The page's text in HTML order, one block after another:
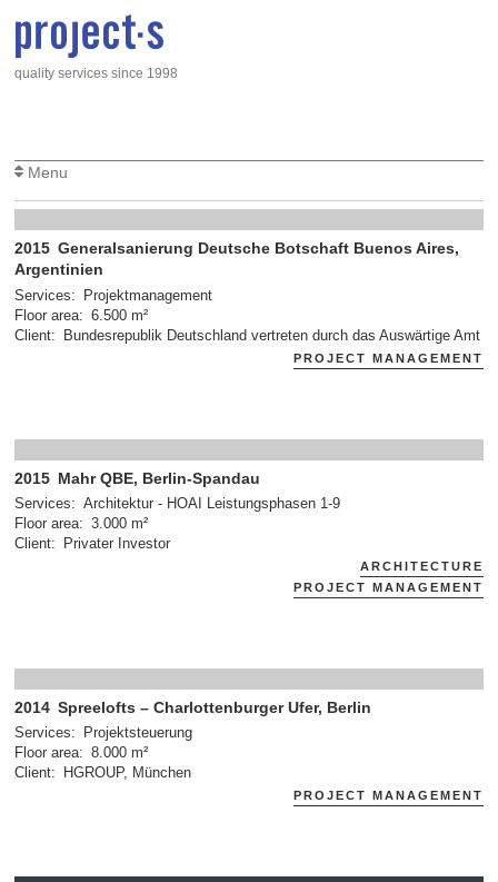
quality services since 1998
Menu
2015 Generalsanierung Deutsche Botschaft Buenos Aires,
Argentinien
Services
Projektmanagement
Floor area
6.500 m²
Client
Bundesrepublik Deutschland vertreten durch das Auswärtige Amt
PROJECT MANAGEMENT
2015 Mahr QBE, Berlin-Spandau
Services
Architektur - HOAI Leistungsphasen 1-9
Floor area
3.000 m²
Client
Privater Investor
ARCHITECTURE
PROJECT MANAGEMENT
2014 Spreelofts – Charlottenburger Ufer, Berlin
Services
Projektsteuerung
Floor area
8.000 m²
Client
HGROUP, München
PROJECT MANAGEMENT